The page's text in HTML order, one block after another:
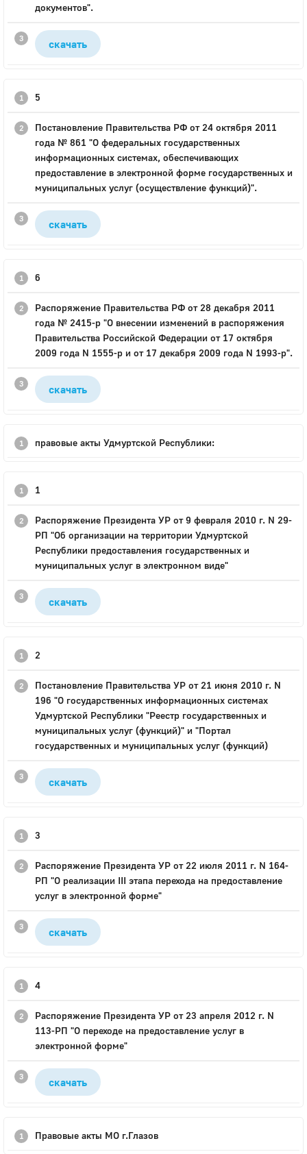
документов".
скачать
5
Постановление Правительства РФ от 24 октября 2011
года № 861 "О федеральных государственных
информационных системах, обеспечивающих
предоставление в электронной форме государственных и
муниципальных услуг (осуществление функций)".
скачать
6
Распоряжение Правительства РФ от 28 декабря 2011
года № 2415-р "О внесении изменений в распоряжения
Правительства Российской Федерации от 17 октября
2009 года N 1555-р и от 17 декабря 2009 года N 1993-р".
скачать
правовые акты Удмуртской Республики:
1
Распоряжение Президента УР от 9 февраля 2010 г. N 29-
РП "Об организации на территории Удмуртской
Республики предоставления государственных и
муниципальных услуг в электронном виде"
скачать
2
Постановление Правительства УР от 21 июня 2010 г. N
196 "О государственных информационных системах
Удмуртской Республики "Реестр государственных и
муниципальных услуг (функций)" и "Портал
государственных и муниципальных услуг (функций)
скачать
3
Распоряжение Президента УР от 22 июля 2011 г. N 164-
РП "О реализации III этапа перехода на предоставление
услуг в электронной форме"
скачать
4
Распоряжение Президента УР от 23 апреля 2012 г. N
113-РП "О переходе на предоставление услуг в
электронной форме"
скачать
Правовые акты МО г.Глазов